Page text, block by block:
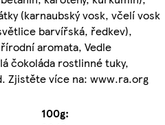
(karnaubský vosk, včelí vosk
barvířská, ředkev),
aromata, Vedle
čokoláda rostlinné tuky,
Zjistěte více na: www.ra.org
100g: